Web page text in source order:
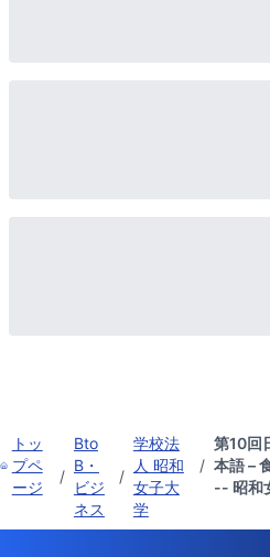
トッ
プペ
ージ
/
Bto
B・
ビジ
ネス
/
学校法
人 昭和
女子大
学
/
第10回
本語 –
-- 昭和